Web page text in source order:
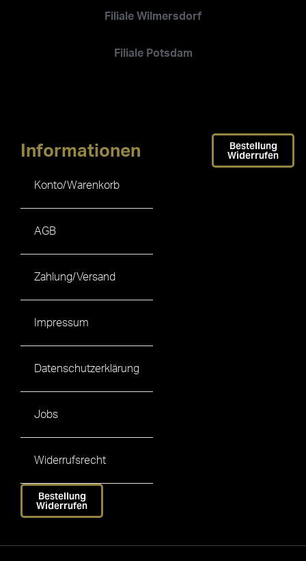
Filiale Wilmersdorf
Filiale Potsdam
Informationen
Konto/Warenkorb
AGB
Zahlung/Versand
Impressum
Datenschutzerklärung
Jobs
Widerrufsrecht
Bestellung
Widerrufen
Bestellung
Widerrufen